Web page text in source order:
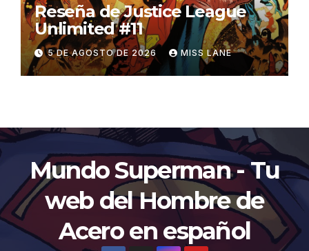
Reseña de Justice League
Unlimited #11
5 DE AGOSTO DE 2026 MISS LANE
Mundo Superman - Tu
web del Hombre de
Acero en español